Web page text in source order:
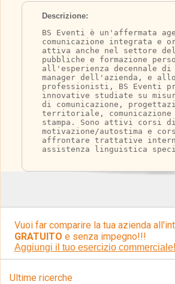
Descrizione:
BS Eventi è un'affermata
comunicazione integrata e
attiva anche nel settore
pubbliche e formazione
all'esperienza decennale di
manager dell'azienda, e
professionisti, BS Eventi
innovative studiate su
di comunicazione,
territoriale,
stampa. Sono attivi corsi
motivazione/autostima e
affrontare trattative
assistenza linguistica
Vuoi far comparire la tua azienda
GRATUITO e senza impegno!!!
Aggiungi il tuo esercizio commerciale!
Ultime ricerche